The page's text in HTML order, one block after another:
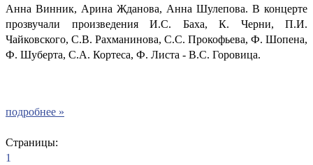
Анна Винник, Арина Жданова, Анна Шулепова. В концерте
прозвучали произведения И.С. Баха, К. Черни, П.И.
Чайковского, С.В. Рахманинова, С.С. Прокофьева, Ф. Шопена,
Ф. Шуберта, С.А. Кортеса, Ф. Листа - В.С. Горовица.
подробнее »
Страницы:
1